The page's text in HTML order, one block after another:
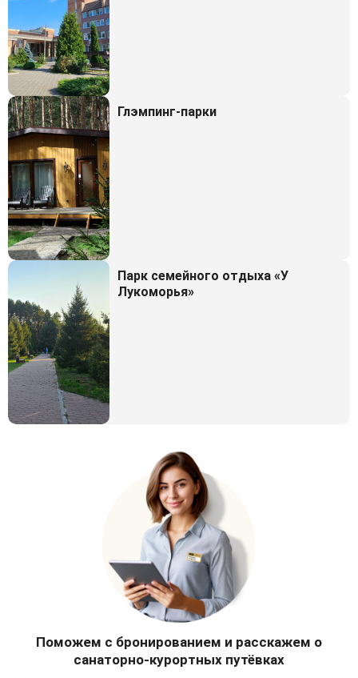
Глэмпинг-парки
Парк семейного отдыха «У
Лукоморья»
Поможем с бронированием и расскажем о
санаторно-курортных путёвках